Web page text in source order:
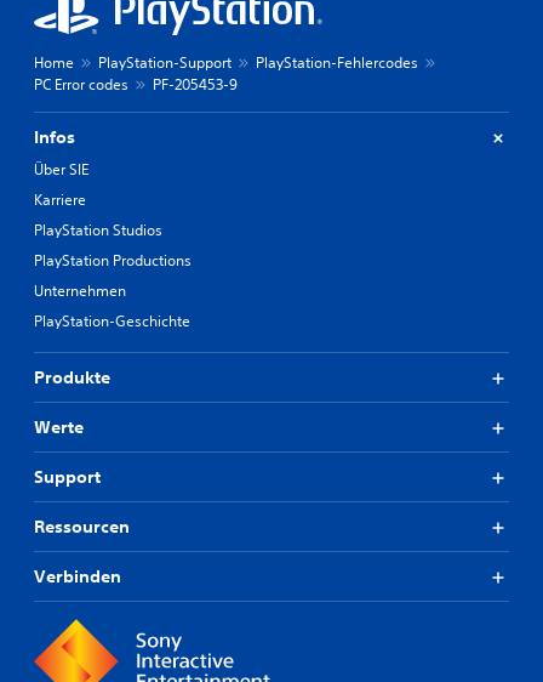
Home PlayStation-Support
PlayStation-Fehlercodes
PC Error codes
PF-205453-9
Infos
Über SIE
Karriere
PlayStation Studios
PlayStation Productions
Unternehmen
PlayStation-Geschichte
Produkte
Werte
Support
Ressourcen
Verbinden